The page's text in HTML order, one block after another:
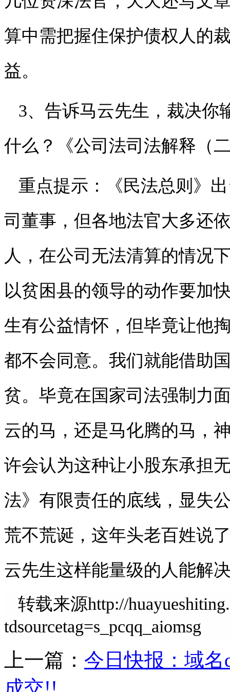
算中需把握住保护债权人的
益。
3、告诉马云先生，裁决你
什么？《公司法司法解释（
重点提示：《民法总则》
司董事，但各地法官大多还
人，在公司无法清算的情况
以贫困县的领导的动作要加
生有公益情怀，但毕竟让他
都不会同意。我们就能借助
贫。毕竟在国家司法强制力
云的马，还是马化腾的马，
许会认为这种让小股东承担
法》有限责任的底线，显失
荒不荒诞，这年头老百姓说
云先生这样能量级的人能解
转载来源http://
tdsourcetag=s_pcqq_aiomsg
上一篇： 今日快报：域名
成交!!